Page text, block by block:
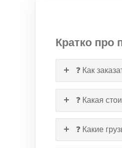
Кратко про
❓ Как
❓ Какая
❓ Какие